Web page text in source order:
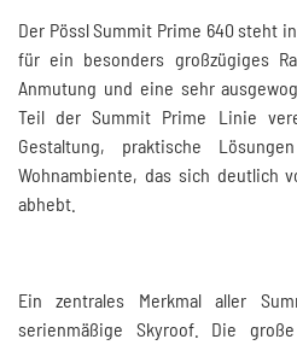
Der Pössl Summit Prime 640 steht
für ein besonders großzügiges
Anmutung und eine sehr
Teil der Summit Prime Linie
Gestaltung, praktische
Wohnambiente, das sich deutlich
abhebt.
Ein zentrales Merkmal aller
serienmäßige Skyroof. Die